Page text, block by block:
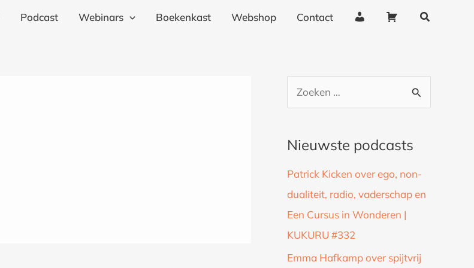
Podcast Webinars Boekenkast Webshop Contact
e
v
e
W
g
Zoeken
n
a
a
r
:
Nieuwste podcasts
Patrick Kicken over ego, non-
dualiteit, radio, vaderschap en
Een Cursus in Wonderen |
KUKURU #332
Emma Hafkamp over spijtvrij